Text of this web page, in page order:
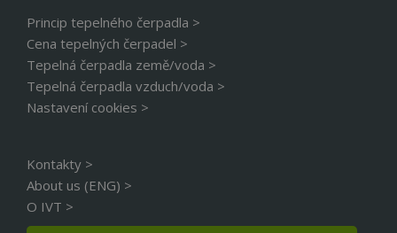
Princip tepelného čerpadla >
Cena tepelných čerpadel >
Tepelná čerpadla země/voda >
Tepelná čerpadla vzduch/voda >
Nastavení cookies >
Kontakty >
About us (ENG) >
O IVT >